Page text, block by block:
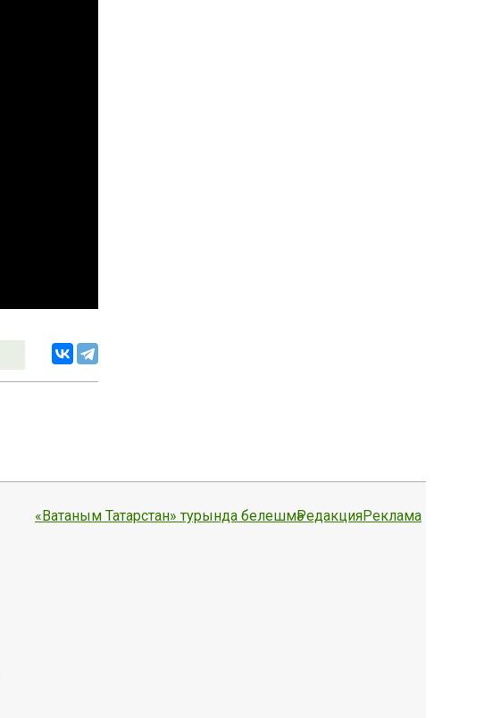
«Ватаным Татарстан» турында белешмәРедакцияРеклама